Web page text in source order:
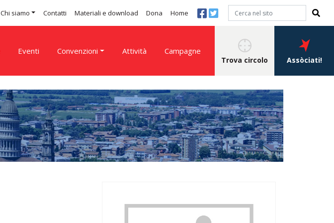
Chi siamo Contatti Materiali e download Dona Home
Eventi Convenzioni Attività Campagne
Trova circolo Assòciati!